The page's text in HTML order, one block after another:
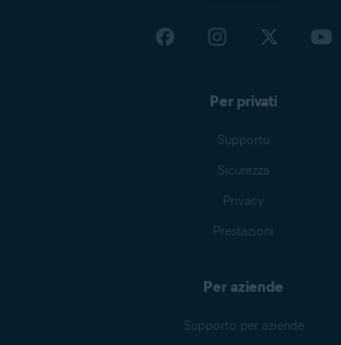
Per privati
Supporto
Sicurezza
Privacy
Prestazioni
Per aziende
Supporto per aziende